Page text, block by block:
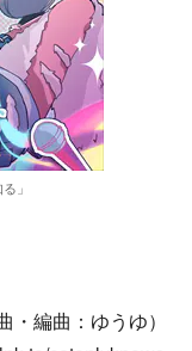
」
・編曲：ゆうゆ）